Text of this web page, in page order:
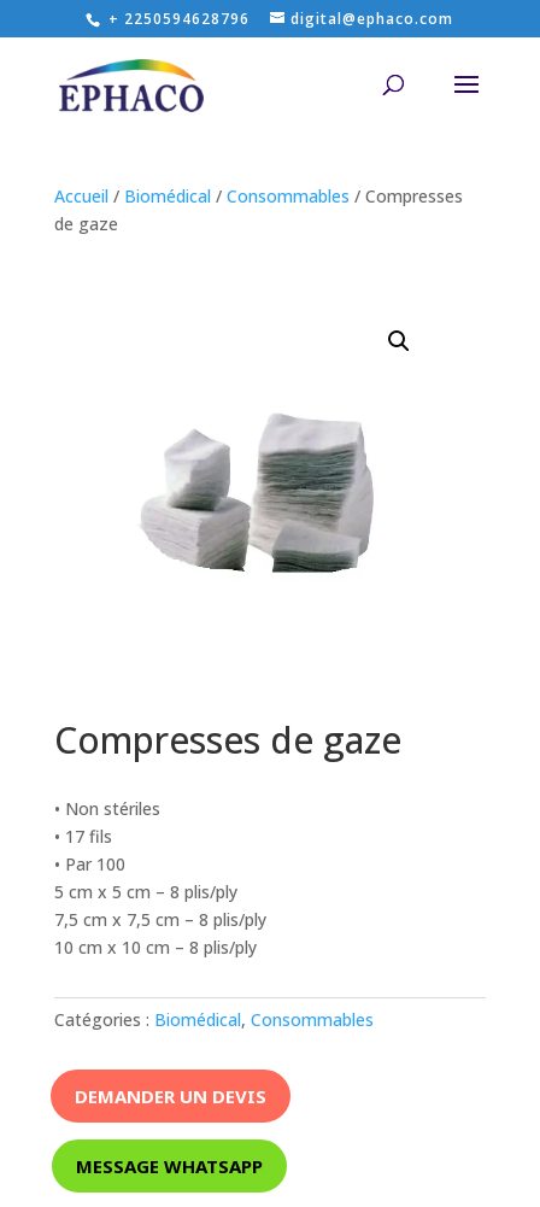
+ 2250594628796 digital@ephaco.com
Accueil / Biomédical / Consommables / Compresses
de gaze
Compresses de gaze
• Non stériles
• 17 fils
• Par 100
5 cm x 5 cm – 8 plis/ply
7,5 cm x 7,5 cm – 8 plis/ply
10 cm x 10 cm – 8 plis/ply
Catégories : Biomédical, Consommables
DEMANDER UN DEVIS
MESSAGE WHATSAPP